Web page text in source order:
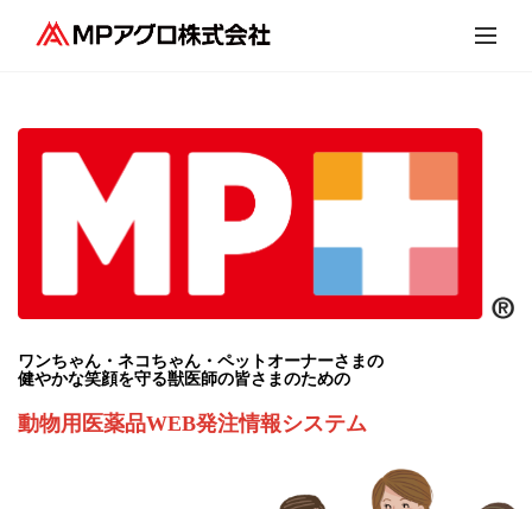
ワンちゃん・ネコちゃん・ペットオーナーさまの
健やかな笑顔を守る獣医師の皆さまのための
動物用医薬品WEB発注情報システム